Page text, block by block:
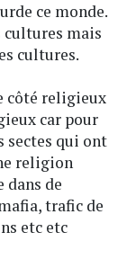
ce monde.
cultures mais
cultures.
côté religieux
car pour
sectes qui ont
religion
de
trafic de
etc etc